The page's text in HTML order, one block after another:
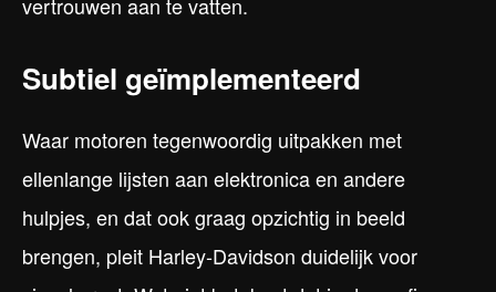
vertrouwen aan te vatten.
Subtiel geïmplementeerd
Waar motoren tegenwoordig uitpakken met
ellenlange lijsten aan elektronica en andere
hulpjes, en dat ook graag opzichtig in beeld
brengen, pleit Harley-Davidson duidelijk voor